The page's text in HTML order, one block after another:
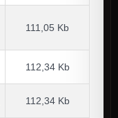
111,05 Kb
112,34 Kb
112,34 Kb